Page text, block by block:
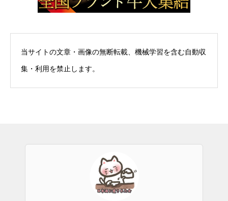
当サイトの文章・画像の無断転載、機械学習を含む自動収
集・利用を禁止します。